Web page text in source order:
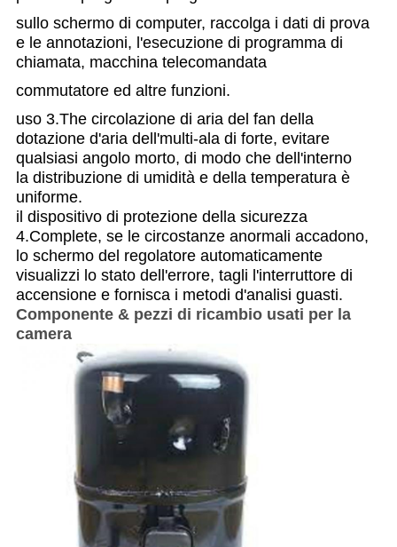
sullo schermo di computer, raccolga i dati di prova
e le annotazioni, l'esecuzione di programma di
chiamata, macchina telecomandata
commutatore ed altre funzioni.
uso 3.The circolazione di aria del fan della
dotazione d'aria dell'multi-ala di forte, evitare
qualsiasi angolo morto, di modo che dell'interno
la distribuzione di umidità edella temperatura è
uniforme.
il dispositivo di protezione della sicurezza
4.Complete, se le circostanze anormali accadono,
lo schermo del regolatore automaticamente
visualizzi lo statodell'errore, tagli l'interruttore di
accensione e fornisca i metodi d'analisi guasti.
Componente & pezzi di ricambio usati per la
camera